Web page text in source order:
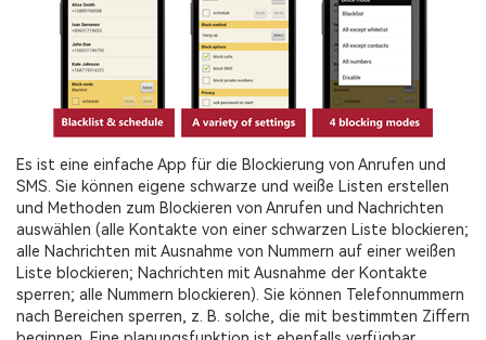
Es ist eine einfache App für die Blockierung von Anrufen und
SMS. Sie können eigene schwarze und weiße Listen erstellen
und Methoden zum Blockieren von Anrufen und Nachrichten
auswählen (alle Kontakte von einer schwarzen Liste blockieren;
alle Nachrichten mit Ausnahme von Nummern auf einer weißen
Liste blockieren; Nachrichten mit Ausnahme der Kontakte
sperren; alle Nummern blockieren). Sie können Telefonnummern
nach Bereichen sperren, z. B. solche, die mit bestimmten Ziffern